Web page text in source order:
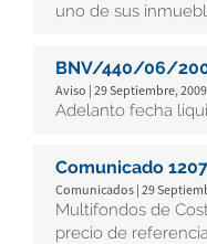
uno de sus
BNV/440/06/
Aviso | 29 Septiembre,
Adelanto fecha
Comunicado
Comunicados | 29
Multifondos de
precio de